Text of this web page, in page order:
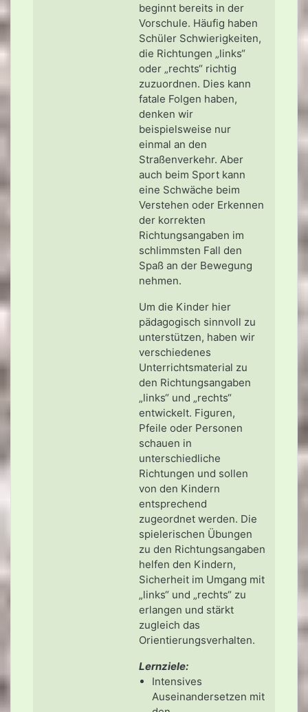
beginnt bereits in der
Vorschule. Häufig haben
Schüler Schwierigkeiten,
die Richtungen „links“
oder „rechts“ richtig
zuzuordnen. Dies kann
fatale Folgen haben,
denken wir
beispielsweise nur
einmal an den
Straßenverkehr. Aber
auch beim Sport kann
eine Schwäche beim
Verstehen oder Erkennen
der korrekten
Richtungsangaben im
schlimmsten Fall den
Spaß an der Bewegung
nehmen.
Um die Kinder hier
pädagogisch sinnvoll zu
unterstützen, haben wir
verschiedenes
Unterrichtsmaterial zu
den Richtungsangaben
„links“ und „rechts“
entwickelt. Figuren,
Pfeile oder Personen
schauen in
unterschiedliche
Richtungen und sollen
von den Kindern
entsprechend
zugeordnet werden. Die
spielerischen Übungen
zu den Richtungsangaben
helfen den Kindern,
Sicherheit im Umgang mit
„links“ und „rechts“ zu
erlangen und stärkt
zugleich das
Orientierungsverhalten.
Lernziele:
Intensives
Auseinandersetzen mit